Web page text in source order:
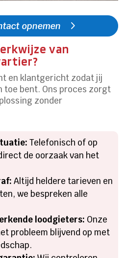
opnemen
van
en klantgericht zodat jij
toe bent. Ons proces zorgt
zonder
Telefonisch of op
de oorzaak van het
Altijd heldere tarieven en
we bespreken alle
loodgieters: Onze
probleem blijvend op met